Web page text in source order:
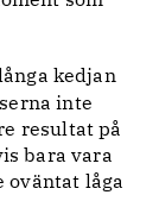
kedjan
inte
resultat på
bara vara
låga